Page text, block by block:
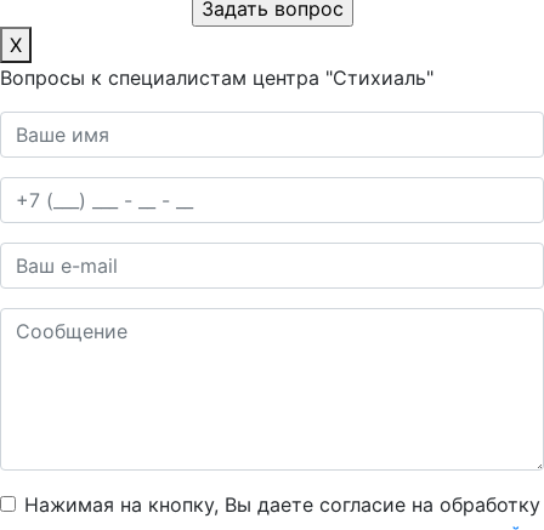
X
Вопросы к специалистам центра "Стихиаль"
Нажимая на кнопку, Вы даете согласие на обработку